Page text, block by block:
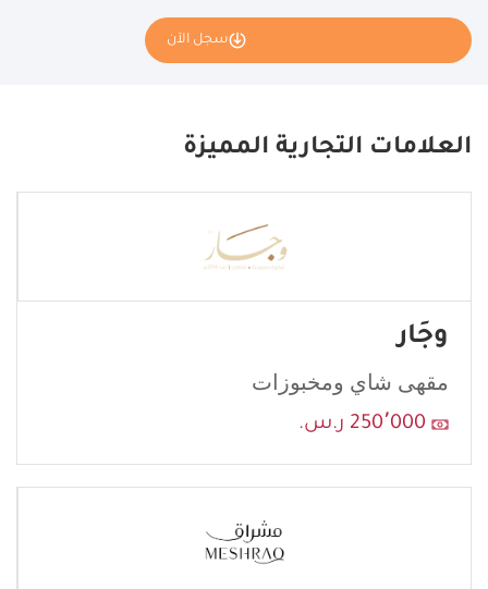
سجل الآن
form
blank
العلامات التجارية المميزة
وجَار
مقهى شاي ومخبوزات
250٬000 ر.س.